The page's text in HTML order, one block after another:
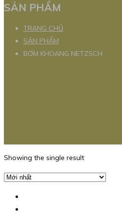
SẢN PHẨM
TRANG CHỦ
SẢN PHẨM
BƠM KHOANG NETZSCH
Showing the single result